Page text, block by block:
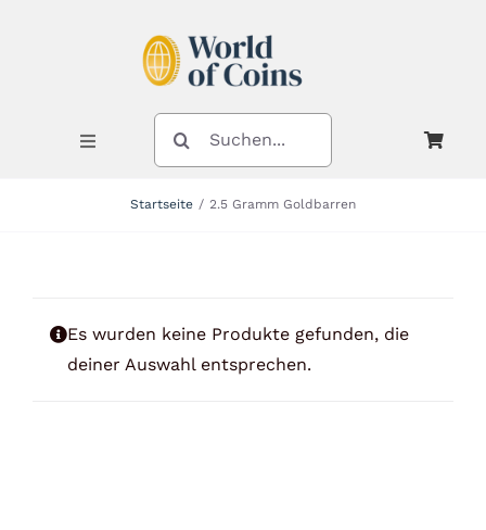
Toggle
Navigation
SUCHE
NACH:
Startseite 2.5 Gramm Goldbarren
Es wurden keine Produkte gefunden, die
deiner Auswahl entsprechen.